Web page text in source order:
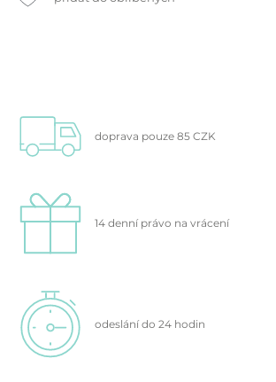
doprava pouze 85 CZK
14 denní právo na vrácení
odeslání do 24 hodin